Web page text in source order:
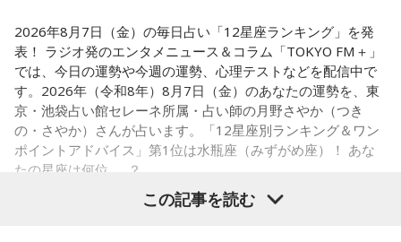
豚串です」と太鼓判を押しました。
お気に入りのステーキ店を尋ねられると、ゴリさんは「エメ
ラルドです」と即答。なかでもプレミアムリブステーキにつ
いては、「脂の乗り方、柔らかさ、肉の質がもうレベルが違
います」と熱く語り、長年愛される名店の魅力を紹介しまし
た。
一方、「お手紙を書きたくなる場所」を尋ねられると、迷わ
ず「沖縄の海」と回答。水中眼鏡をつけて海に潜り、「音を
【5位】牡羊座（おひつじ座）
あなたの行動力が誰かの心に火をつける日。今日は周りの反
応を気にするより「私はこれがやりたい！」を大切にしてみ
て。あなたが楽しそうに動くほど仲間も集まってきそうで
す。今夜、明日すぐできる小さな一歩を決めてから寝てみて
ね。
【6位】獅子座（しし座）
くとき。「もっと私らしくていい」と許可を出すことで魅力
2026年8月7日（金）の毎日占い「12星座ランキング」を発
表！ ラジオ発のエンタメニュース＆コラム「TOKYO FM＋」
では、今日の運勢や今週の運勢、心理テストなどを配信中で
す。2026年（令和8年）8月7日（金）のあなたの運勢を、東
京・池袋占い館セレーネ所属・占い師の月野さやか（つき
の・さやか）さんが占います。「12星座別ランキング＆ワン
ポイントアドバイス」第1位は水瓶座（みずがめ座）！ あな
たの星座は何位……？
この記事を読む